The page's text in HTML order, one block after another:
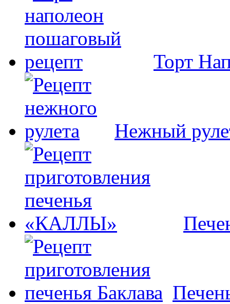
Торт
Нежный